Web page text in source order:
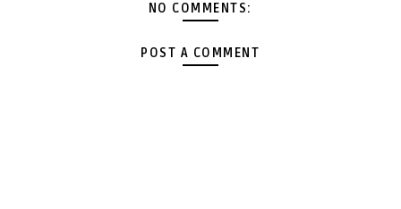
NO COMMENTS:
POST A COMMENT